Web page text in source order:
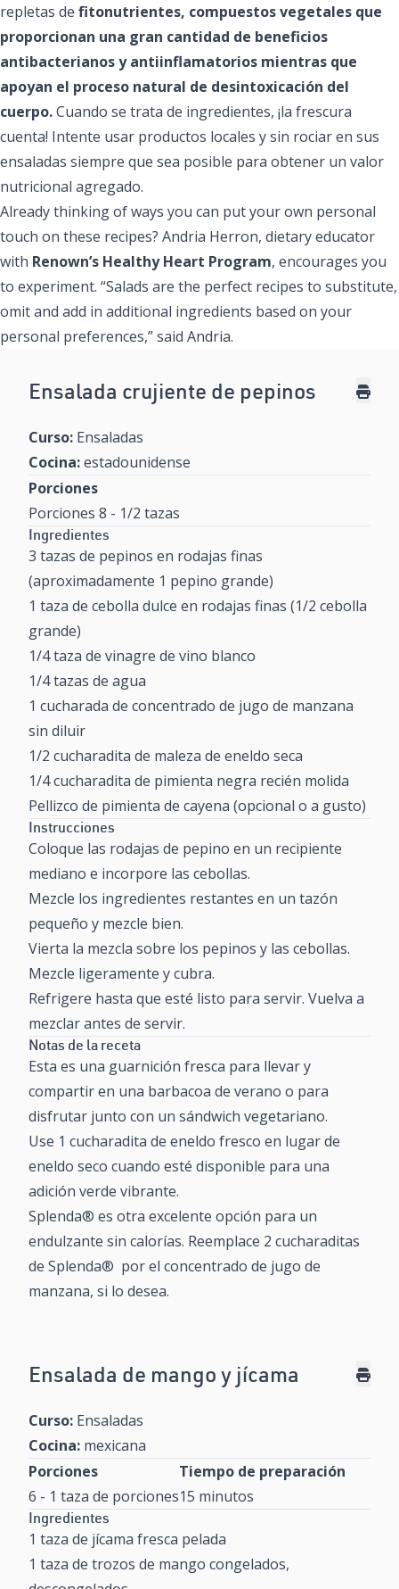
repletas de fitonutrientes, compuestos vegetales que
proporcionan una gran cantidad de beneficios
antibacterianos y antiinflamatorios mientras que
apoyan el proceso natural de desintoxicación del
cuerpo.Cuando se trata de ingredientes, ¡la frescura
cuenta! Intente usar productos locales y sin rociar en sus
ensaladas siempre que sea posible para obtener un valor
nutricional agregado.
Already thinking of ways you can put your own personal
touch on these recipes? Andria Herron, dietary educator
with Renown’s Healthy Heart Program, encourages you
to experiment. “Salads are the perfect recipes to substitute,
omit and add in additional ingredients based on your
personal preferences,” said Andria.
Ensalada crujiente de pepinos
Curso: Ensaladas
Cocina:estadounidense
Porciones
Porciones 8 - 1/2 tazas
Ingredientes
3 tazas de pepinos en rodajas finas
(aproximadamente 1 pepino grande)
1 taza de cebolla dulce en rodajas finas (1/2 cebolla
grande)
1/4 taza de vinagre de vino blanco
1/4 tazas de agua
1 cucharada de concentrado de jugo de manzana
sin diluir
1/2 cucharadita de maleza de eneldo seca
1/4 cucharadita de pimienta negra recién molida
Pellizco de pimienta de cayena (opcional o a gusto)
Instrucciones
Coloque las rodajas de pepino en un recipiente
mediano e incorpore las cebollas.
Mezcle los ingredientes restantes en un tazón
pequeño y mezcle bien.
Vierta la mezcla sobre los pepinos y las cebollas.
Mezcle ligeramente y cubra.
Refrigere hasta que esté listo para servir. Vuelva a
mezclar antes de servir.
Notas de la receta
Esta es una guarnición fresca para llevar y
compartir en una barbacoa de verano o para
disfrutar junto con un sándwich vegetariano.
Use 1 cucharadita de eneldo fresco en lugar de
eneldo seco cuando esté disponible para una
adición verde vibrante.
Splenda® es otra excelente opción para un
endulzante sin calorías. Reemplace 2 cucharaditas
de Splenda® por el concentrado de jugo de
manzana, si lo desea.
Ensalada de mango y jícama
Curso: Ensaladas
Cocina: mexicana
Porciones
6 - 1 taza de porciones
Tiempo de preparación
15 minutos
Ingredientes
1 taza de jícama fresca pelada
1 taza de trozos de mango congelados,